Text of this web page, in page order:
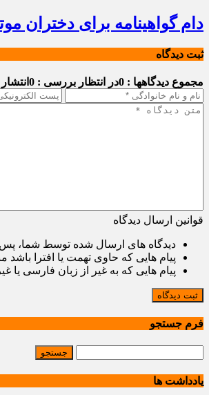
دام گواهینامه برای دختران
ثبت دیدگاه
مجموع دیدگاهها : 0 در انتظار بررسی : 0 انتشار
قوانین ارسال دیدگاه
دیدگاه های ارسال شده توسط شما، پس
پیام هایی که حاوی تهمت یا افترا باشد
پیام هایی که به غیر از زبان فارسی یا
ثبت دیدگاه
فرم جستجو
یادداشت ها